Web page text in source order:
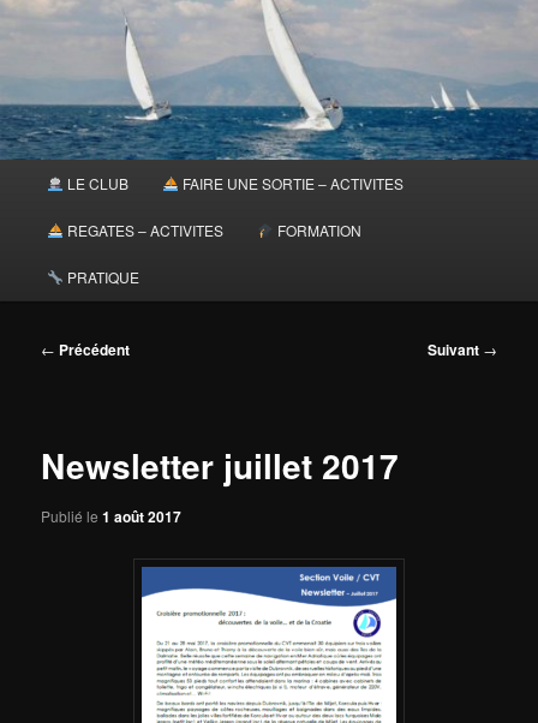
principal
LE CLUB FAIRE UNE SORTIE – ACTIVITES
REGATES – ACTIVITES FORMATION
PRATIQUE
Navigation
← Précédent Suivant →
Newsletter juillet 2017
Publié le1 août 2017